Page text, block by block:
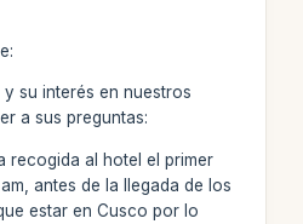
su interés en nuestros
a sus preguntas:
recogida al hotel el primer
antes de la llegada de los
estar en Cusco por lo